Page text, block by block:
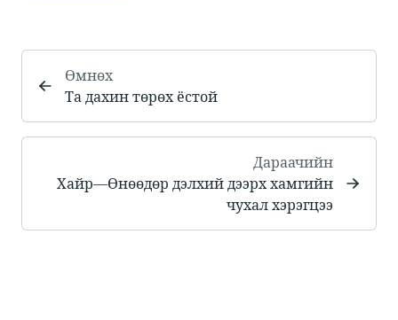
Өмнөх
​​Та дахин төрөх ёстой​
Дараачийн
​​Хайр​—​​Өнөөдөр дэлхий дээрх хамгийн
чухал хэрэгцээ​